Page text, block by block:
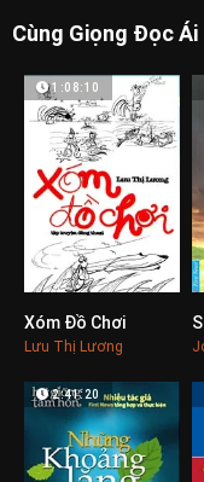
Cùng Giọng Đọc Ái
1:08:10
Xóm Đồ Chơi
Lưu Thị Lương
2:41:20